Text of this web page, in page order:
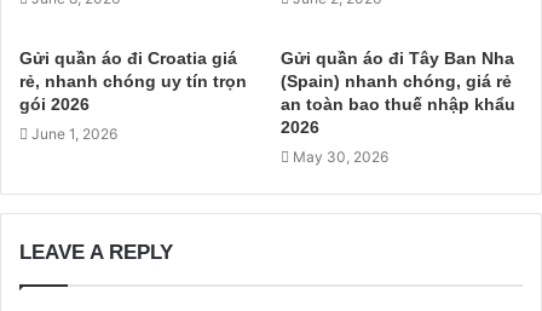
Gửi quần áo đi Croatia giá
rẻ, nhanh chóng uy tín trọn
gói 2026
June 1, 2026
Gửi quần áo đi Tây Ban Nha
(Spain) nhanh chóng, giá rẻ
an toàn bao thuế nhập khẩu
2026
May 30, 2026
LEAVE A REPLY